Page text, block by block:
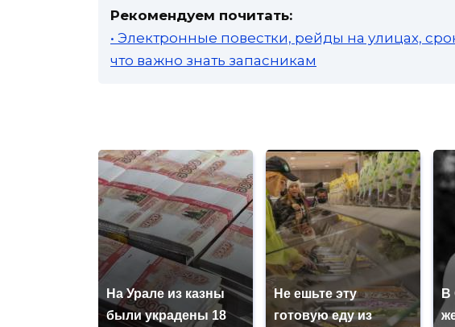
Рекомендуем почитать:
• Электронные повестки, рейды на улицах,
что важно знать запасникам
На Урале из казны
были украдены 18
Не ешьте эту
готовую еду из
В